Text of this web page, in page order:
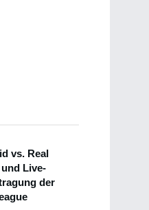
vs. Real
Live-
der